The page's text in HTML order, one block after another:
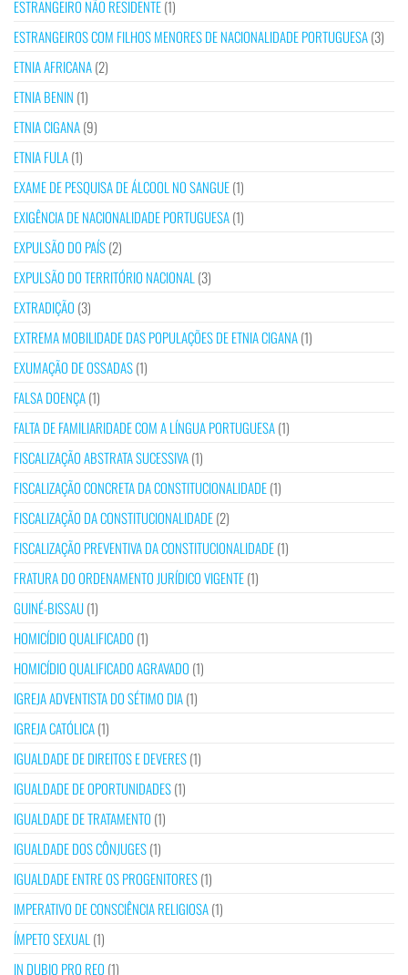
ESTRANGEIRO NÃO RESIDENTE(1)
ESTRANGEIROS COM FILHOS MENORES DE NACIONALIDADE PORTUGUESA(3)
ETNIA AFRICANA(2)
ETNIA BENIN (1)
ETNIA CIGANA(9)
ETNIA FULA(1)
EXAME DE PESQUISA DE ÁLCOOL NO SANGUE(1)
EXIGÊNCIA DE NACIONALIDADE PORTUGUESA(1)
EXPULSÃO DO PAÍS(2)
EXPULSÃO DO TERRITÓRIO NACIONAL (3)
EXTRADIÇÃO (3)
EXTREMA MOBILIDADE DAS POPULAÇÕES DE ETNIA CIGANA(1)
EXUMAÇÃO DE OSSADAS(1)
FALSA DOENÇA(1)
FALTA DE FAMILIARIDADE COM A LÍNGUA PORTUGUESA(1)
FISCALIZAÇÃO ABSTRATA SUCESSIVA(1)
FISCALIZAÇÃO CONCRETA DA CONSTITUCIONALIDADE(1)
FISCALIZAÇÃO DA CONSTITUCIONALIDADE(2)
FISCALIZAÇÃO PREVENTIVA DA CONSTITUCIONALIDADE(1)
FRATURA DO ORDENAMENTO JURÍDICO VIGENTE(1)
GUINÉ-BISSAU(1)
HOMICÍDIO QUALIFICADO (1)
HOMICÍDIO QUALIFICADO AGRAVADO (1)
IGREJA ADVENTISTA DO SÉTIMO DIA(1)
IGREJA CATÓLICA(1)
IGUALDADE DE DIREITOS E DEVERES(1)
IGUALDADE DE OPORTUNIDADES(1)
IGUALDADE DE TRATAMENTO (1)
IGUALDADE DOS CÔNJUGES(1)
IGUALDADE ENTRE OS PROGENITORES(1)
IMPERATIVO DE CONSCIÊNCIA RELIGIOSA(1)
ÍMPETO SEXUAL (1)
IN DUBIO PRO REO (1)